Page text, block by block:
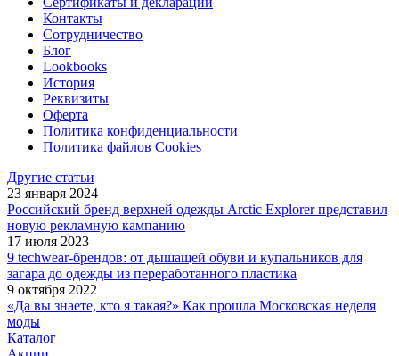
Контакты
Сотрудничество
Блог
Lookbooks
История
Реквизиты
Оферта
Политика конфиденциальности
Политика файлов Cookies
Другие статьи
23 января 2024
Российский бренд верхней одежды Arctic Explorer представил
новую рекламную кампанию
17 июля 2023
9 techwear-брендов: от дышащей обуви и купальников для
загара до одежды из переработанного пластика
9 октября 2022
«Да вы знаете, кто я такая?» Как прошла Московская неделя
моды
Каталог